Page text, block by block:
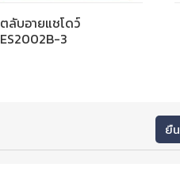
ตลับอายแชโดว์
ES2002B-3